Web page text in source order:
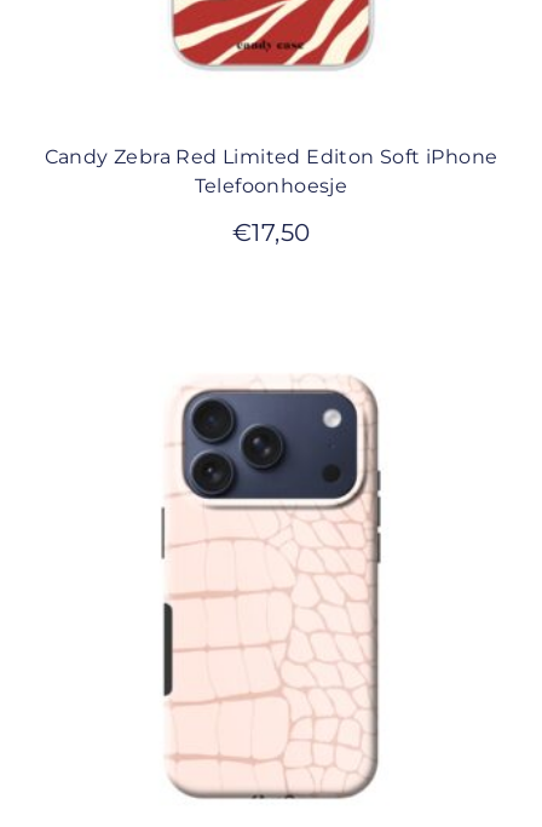
Candy Zebra Red Limited Editon Soft iPhone
Telefoonhoesje
€17,50